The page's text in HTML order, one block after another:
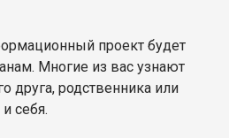
проект будет
Многие из вас узнают
друга, родственника или
себя.